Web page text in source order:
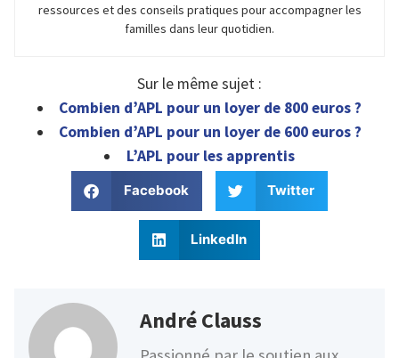
ressources et des conseils pratiques pour accompagner les
familles dans leur quotidien.
Sur le même sujet :
Combien d’APL pour un loyer de 800 euros ?
Combien d’APL pour un loyer de 600 euros ?
L’APL pour les apprentis
Facebook Twitter
LinkedIn
André Clauss